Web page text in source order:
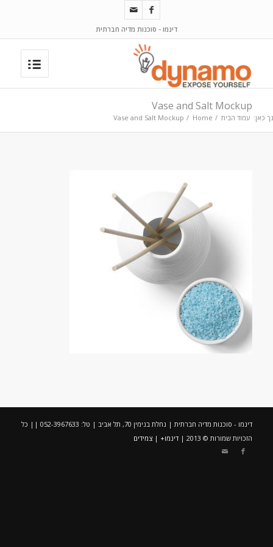
דינמו - סוכנות מדיה חברתית
Vase and Salt Mockup
כאן: עמוד הבית /
Home
/
Vase and Salt Mockup
דינמו - סוכנות מדיה חברתית | נחלת בנימין 70, תל אביב | טל: 052-3967633 || כל
הזכויות שמורות © 2013 |
דינמו+| צמידים